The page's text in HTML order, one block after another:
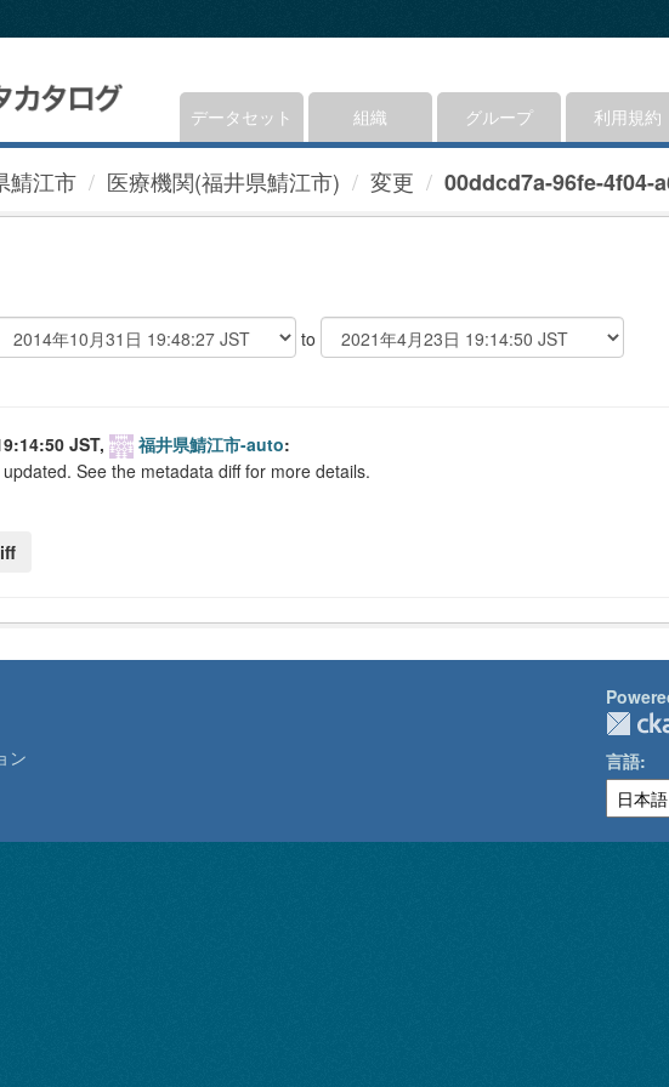
データセット 組織 グループ 利用規約
鯖江市 医療機関(福井県鯖江市) 変更 00ddcd7a-96fe-4f04-
to
JST, 福井県鯖江市-auto:
See the metadata diff for more details.
ン
言語